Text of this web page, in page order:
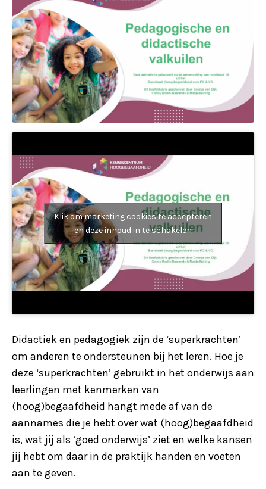
Klik om marketing cookies te accepteren
en deze inhoud in te schakelen
Didactiek en pedagogiek zijn de ‘superkrachten’
om anderen te ondersteunen bij het leren. Hoe je
deze ‘superkrachten’ gebruikt in het onderwijs aan
leerlingen met kenmerken van
(hoog)begaafdheid hangt mede af van de
aannames die je hebt over wat (hoog)begaafdheid
is, wat jij als ‘goed onderwijs’ ziet en welke kansen
jij hebt om daar in de praktijk handen en voeten
aan te geven.